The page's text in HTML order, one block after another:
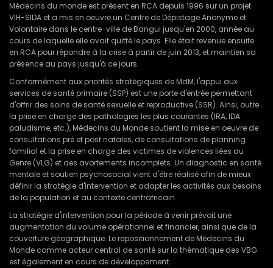
Médecins du monde est présent en RCA depuis 1996 sur un projet
VIH-SIDA et a mis en oeuvre un Centre de Dépistage Anonyme et
Volontaire dans le centre-ville de Bangui jusqu'en 2000, année au
cours de laquelle elle avait quitté le pays. Elle était revenue ensuite
en RCA pour répondre à la crise à partir de juin 2013, et maintien sa
présence au pays jusqu'à ce jours.
Conformément aux priorités stratégiques de MdM, l'appui aux
services de santé primaire (SSP) est une porte d'entrée permettant
d'offrir des soins de santé sexuelle et reproductive (SSR). Ainsi, outre
la prise en charge des pathologies les plus courantes (IRA, IDA
paludisme, etc.), Médecins du Monde soutient la mise en oeuvre de
consultations pré et post natales, de consultations de planning
familial et la prise en charge des victimes de violences liées au
Genre (VLG) et des avortements incomplets. Un diagnostic en santé
mentale et soutien psychosocial vient d'être réalisé afin de mieux
définir la stratégie d'intervention et adapter les activités aux besoins
de la population et au contexte centrafricain.
La stratégie d'intervention pour la période à venir prévoit une
augmentation du volume opérationnel et financier, ainsi que de la
couverture géographique. Le repositionnement de Médecins du
Monde comme acteur central de santé sur la thématique des VBG
est également en cours de développement.